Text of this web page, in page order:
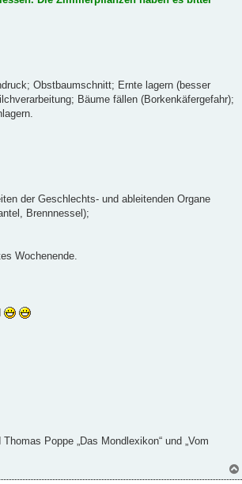
Obstbaumschnitt; Ernte lagern (besser
Bäume fällen (Borkenkäfergefahr);
der Geschlechts- und ableitenden Organe
Brennnessel);
Wochenende.
Poppe „Das Mondlexikon“ und „Vom